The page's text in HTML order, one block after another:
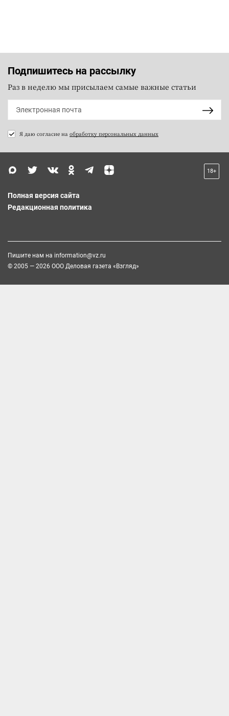
Подпишитесь на рассылку
Раз в неделю мы присылаем самые важные статьи
Я даю согласие на обработку персональных данных
18+
Полная версия сайта
Редакционная политика
Пишите нам на information@vz.ru
© 2005 — 2026 ООО Деловая газета «Взгляд»